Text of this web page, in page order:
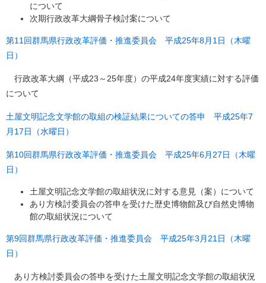
について
次期行政改革大綱骨子検討案について
第11回群馬県行政改革評価・推進委員会 平成25年8月1日（木曜
日）
行政改革大綱（平成23～25年度）の平成24年度実績に対する評価
について
土屋文明記念文学館の取組の検証結果についての答申 平成25年7
月17日（水曜日）
第10回群馬県行政改革評価・推進委員会 平成25年6月27日（木曜
日）
土屋文明記念文学館の取組状況に対する意見（案）について
あり方検討委員会の答申を受けた歴史博物館及び自然史博物
館の取組状況について
第9回群馬県行政改革評価・推進委員会 平成25年3月21日（木曜
日）
あり方検討委員会の答申を受けた土屋文明記念文学館の取組状況